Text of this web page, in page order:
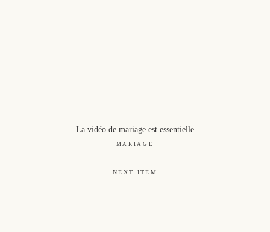
La vidéo de mariage est essentielle
MARIAGE
NEXT ITEM